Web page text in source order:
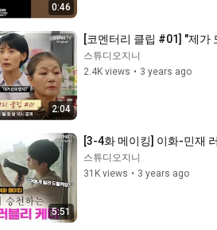
0:46
2:04
[코멘터리 클립 #01] "제가
스튜디오지니
2.4K views • 3 years ago
5:51
[3-4화 메이킹] 이화-민재
스튜디오지니
31K views • 3 years ago